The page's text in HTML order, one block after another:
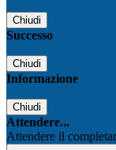
Chiudi
Successo
Chiudi
Informazione
Chiudi
Attendere...
Attendere il